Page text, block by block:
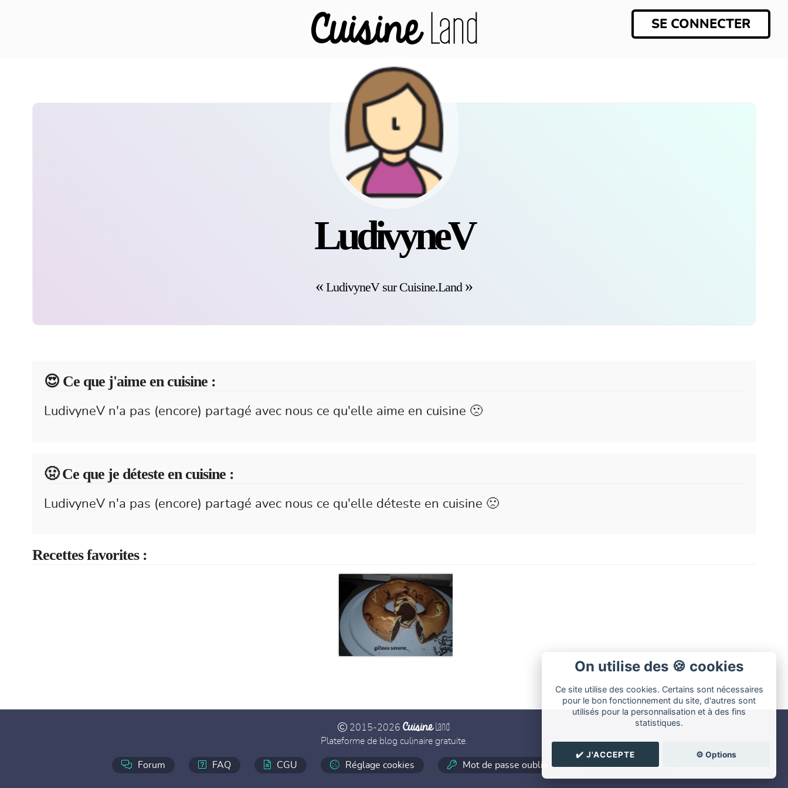
SE CONNECTER
LudivyneV
LudivyneV sur Cuisine.Land
😍️ Ce que j'aime en cuisine :
LudivyneV n'a pas (encore) partagé avec nous ce qu'elle aime en cuisine 🙁
🤢 Ce que je déteste en cuisine :
LudivyneV n'a pas (encore) partagé avec nous ce qu'elle déteste en cuisine 🙁
Recettes favorites :
On utilise des 🍪 cookies
Ce site utilise des cookies. Certains sont nécessaires
pour le bon fonctionnement du site, d'autres sont
utilisés pour la personnalisation et à des fins
statistiques.
✔️ J'ACCEPTE ⚙️ Options
2015-2026 CuisineLand
Plateforme de blog culinaire gratuite.
Forum FAQ CGU Réglage cookies Mot de passe oublié ? Nous contacter